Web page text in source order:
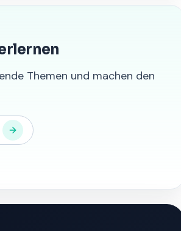
Themen und machen den